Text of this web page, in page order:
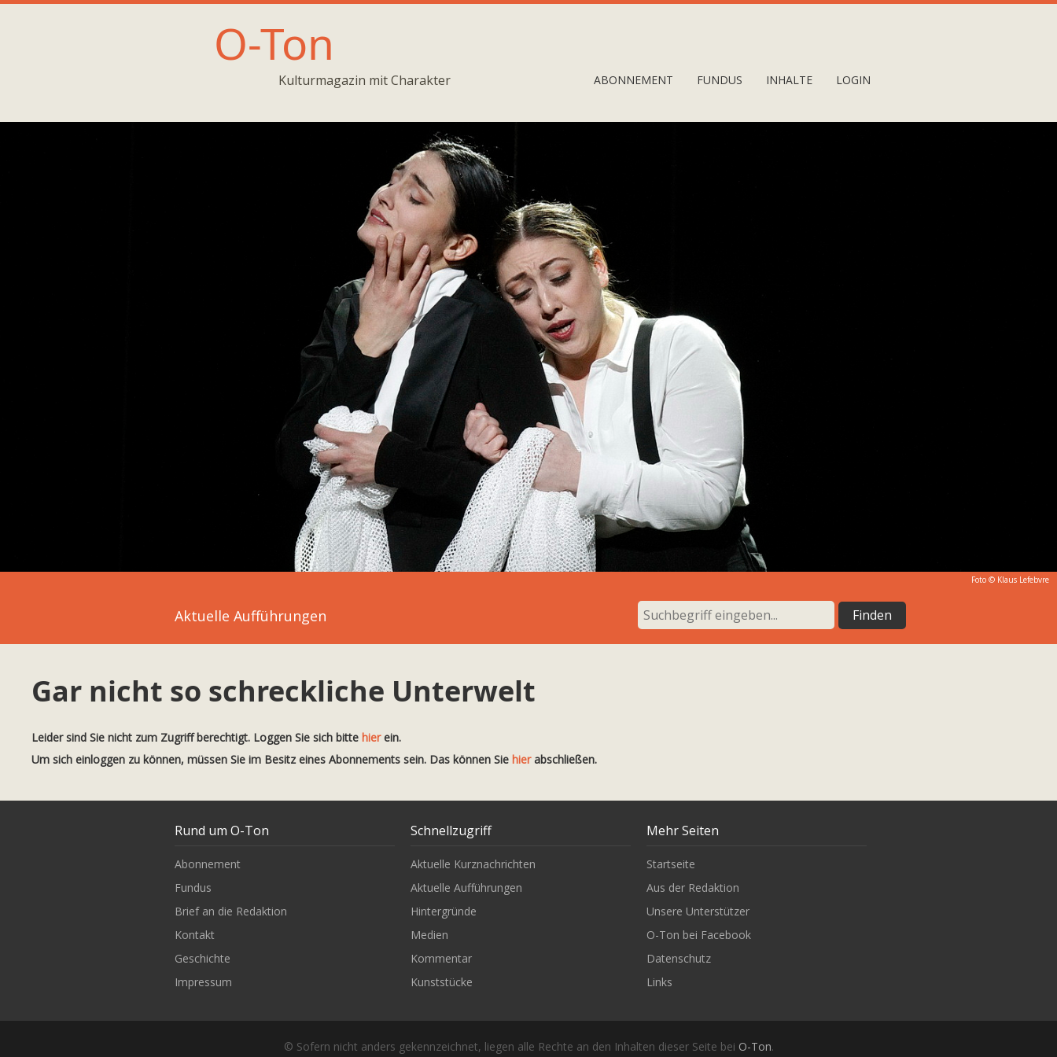
O-Ton
Kulturmagazin mit Charakter ABONNEMENT FUNDUS INHALTE LOGIN
Foto © Klaus Lefebvre
Aktuelle Aufführungen
Gar nicht so schreckliche Unterwelt
Leider sind Sie nicht zum Zugriff berechtigt. Loggen Sie sich bitte hierein.
Um sich einloggen zu können, müssen Sie im Besitz eines Abonnements sein. Das können Sie hierabschließen.
© Sofern nicht anders gekennzeichnet, liegen alle Rechte an den Inhalten dieser Seite bei O-Ton.
Rund um O-Ton
Abonnement
Fundus
Brief an die Redaktion
Kontakt
Geschichte
Impressum
Schnellzugriff
Aktuelle Kurznachrichten
Aktuelle Aufführungen
Hintergründe
Medien
Kommentar
Kunststücke
Mehr Seiten
Startseite
Aus der Redaktion
Unsere Unterstützer
O-Ton bei Facebook
Datenschutz
Links